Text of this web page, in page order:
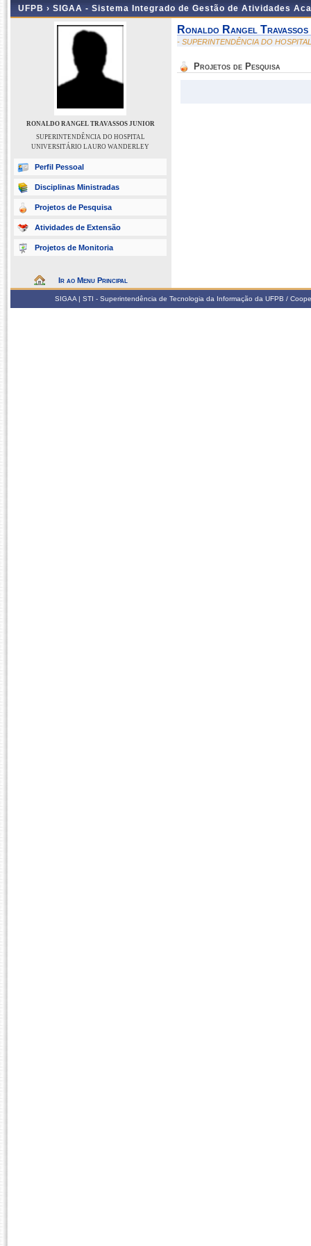
UFPB › SIGAA - Sistema Integrado de Gestão de Atividades
RONALDO RANGEL TRAVASSOS JUNIOR
SUPERINTENDÊNCIA DO HOSPITAL
UNIVERSITÁRIO LAURO WANDERLEY
Perfil Pessoal
Disciplinas Ministradas
Projetos de Pesquisa
Atividades de Extensão
Projetos de Monitoria
Ir ao Menu Principal
Ronaldo Rangel
- SUPERINTENDÊNCIA DO
Projetos de Pesquisa
SIGAA | STI - Superintendência de Tecnologia da Informação da UFPB /